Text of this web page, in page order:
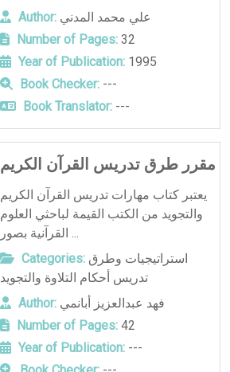
Author: علي محمد المدني
Number of Pages:32
Year of Publication:1995
Book Checker:---
Book Translator:---
مقرر طرق تدريس القرآن الكريم
يعتبر كتاب مهارات تدريس القرآن الكريم
والتجويد من الكتب القيمة لباحثي العلوم
القرآنية بصور ...
Categories: استراتيجيات وطرق
تدريس أحكام التلاوة والتجويد
Author: فهد عبدالعزيز أبانمي
Number of Pages:42
Year of Publication:---